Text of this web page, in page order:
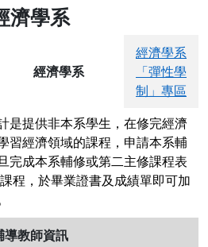
濟學系
經濟學系
經濟學系
「彈性學
制」專區
是提供非本系學生，在修完經濟
習經濟領域的課程，申請本系輔
完成本系輔修或第二主修課程表
程，於畢業證書及成績單即可加
導教師資訊